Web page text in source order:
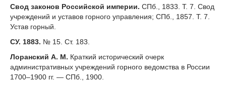
Свод законов Российской империи. СПб., 1833. Т. 7. Свод
учреждений и уставов горного управления; СПб., 1857. Т. 7.
Устав горный.
СУ. 1883. № 15. Ст. 183.
Лоранский А. М. Краткий исторический очерк
административных учреждений горного ведомства в России
1700–1900 гг. — СПб., 1900.